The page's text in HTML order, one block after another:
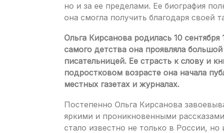
но и за ее пределами. Ее биография
она смогла получить благодаря своей
Ольга Кирсанова родилась 10
самого детства она проявляла
писательницей. Ее страсть к слову и
подростковом возрасте она начала
местных газетах и журналах.
Постепенно Ольга Кирсанова
яркими и проникновенными
стало известно не только в России,